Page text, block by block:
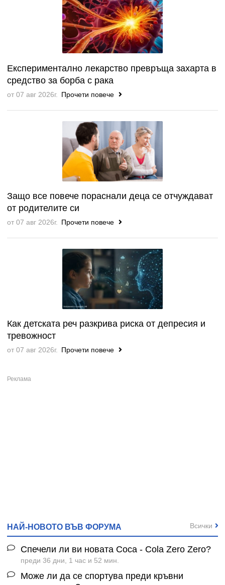
Експериментално лекарство превръща захарта в
средство за борба с рака
от 07 авг 2026г. Прочети повече
Защо все повече пораснали деца се отчуждават
от родителите си
от 07 авг 2026г. Прочети повече
Как детската реч разкрива риска от депресия и
тревожност
от 07 авг 2026г. Прочети повече
НАЙ-НОВОТО ВЪВ ФОРУМА
Спечели ли ви новата Coca - Cola Zero Zero?
преди 36 дни, 1 час и 52 мин.
Може ли да се спортува преди кръвни
Всички